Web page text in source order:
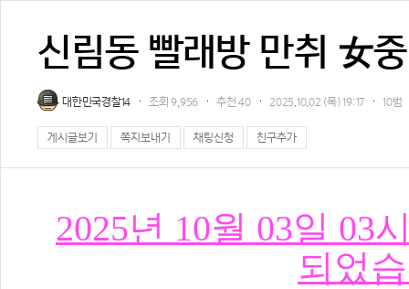
신림동 빨래방 만취 女
대한민국경찰14 조회9,956 추천40 2025.10.02 (목) 19:17 10범
게시글보기 쪽지보내기 채팅신청 친구추가
2025년 10월 03일 03
되었